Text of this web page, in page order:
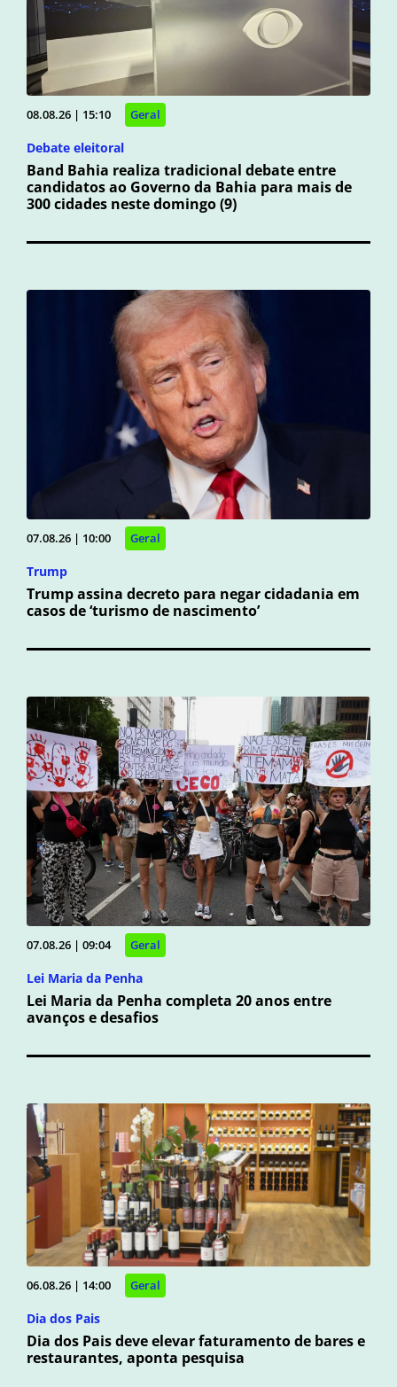
08.08.26 | 15:10 Geral
Debate eleitoral
Band Bahia realiza tradicional debate entre
candidatos ao Governo da Bahia para mais de
300 cidades neste domingo (9)
07.08.26 | 10:00 Geral
Trump
Trump assina decreto para negar cidadania em
casos de ‘turismo de nascimento’
07.08.26 | 09:04 Geral
Lei Maria da Penha
Lei Maria da Penha completa 20 anos entre
avanços e desafios
06.08.26 | 14:00 Geral
Dia dos Pais
Dia dos Pais deve elevar faturamento de bares e
restaurantes, aponta pesquisa